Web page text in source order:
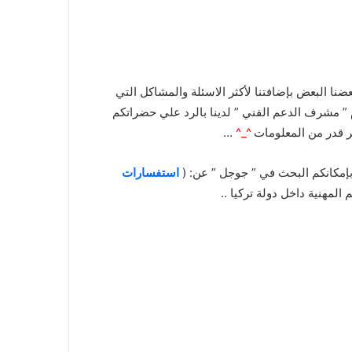
البعض بإضافتنا لأكثر الاسئلة والمشاكل التي
مشرف الدعم الفني ” لدينا بالرد علي حضراتكم
^_^
…
البحث في ” جوجل ” عن: ( استفسارات
داخل دولة تركيا ..